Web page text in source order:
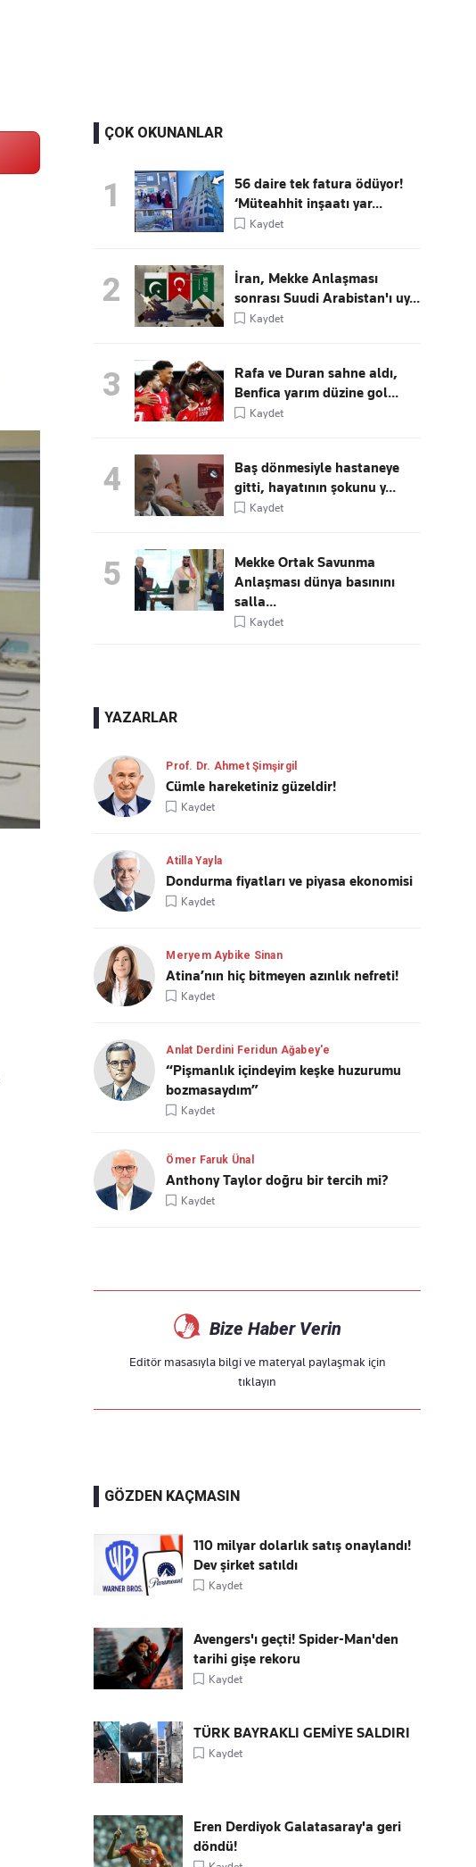
ÇOK OKUNANLAR
1
56 daire tek fatura ödüyor!
‘Müteahhit inşaatı yar...
Kaydet
2
İran, Mekke Anlaşması
sonrası Suudi Arabistan'ı uy...
Kaydet
3
Rafa ve Duran sahne aldı,
Benfica yarım düzine gol...
Kaydet
4
Baş dönmesiyle hastaneye
gitti, hayatının şokunu y...
Kaydet
5
Mekke Ortak Savunma
Anlaşması dünya basınını
salla...
Kaydet
YAZARLAR
Prof. Dr. Ahmet Şimşirgil
Cümle hareketiniz güzeldir!
Kaydet
Atilla Yayla
Dondurma fiyatları ve piyasa ekonomisi
Kaydet
Meryem Aybike Sinan
Atina’nın hiç bitmeyen azınlık nefreti!
Kaydet
Anlat Derdini Feridun Ağabey'e
“Pişmanlık içindeyim keşke huzurumu
bozmasaydım”
Kaydet
Ömer Faruk Ünal
Anthony Taylor doğru bir tercih mi?
Kaydet
Bize Haber Verin
Editör masasıyla bilgi ve materyal paylaşmak için
tıklayın
GÖZDEN KAÇMASIN
110 milyar dolarlık satış onaylandı!
Dev şirket satıldı
Kaydet
Avengers'ı geçti! Spider-Man'den
tarihi gişe rekoru
Kaydet
TÜRK BAYRAKLI GEMİYE SALDIRI
Kaydet
Eren Derdiyok Galatasaray'a geri
döndü!